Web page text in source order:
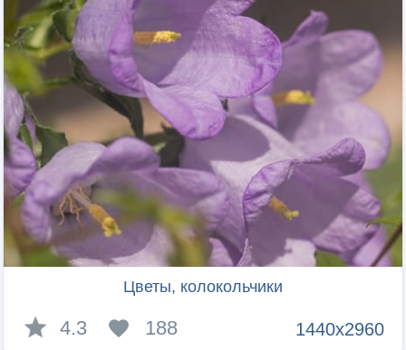
Цветы, колокольчики
1440x2960
4.3 188